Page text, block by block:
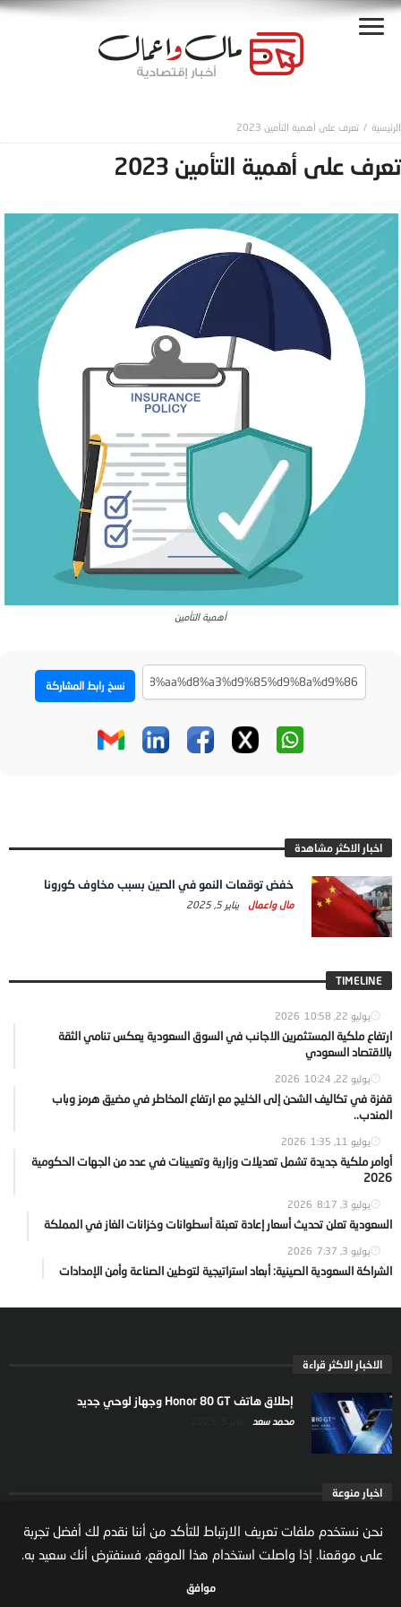
تعرف على أهمية التأمين 2023
تعرف على أهمية التأمين 2023
أهمية التأمين
نسخ رابط المشاركة
اخبار الاكثر مشاهدة
خفض توقعات النمو في الصين بسبب مخاوف كورونا
مال واعمال يناير 5, 2025
TIMELINE
يوليو 22, 2026 10:58
ارتفاع ملكية المستثمرين الاجانب في السوق السعودية يعكس تنامي الثقة
بالاقتصاد السعودي
يوليو 22, 2026 10:24
قفزة في تكاليف الشحن إلى الخليج مع ارتفاع المخاطر في مضيق هرمز وباب
المندب..
يوليو 11, 2026 1:35
أوامر ملكية جديدة تشمل تعديلات وزارية وتعيينات في عدد من الجهات الحكومية
2026
يوليو 3, 2026 8:17
السعودية تعلن تحديث أسعار إعادة تعبئة أسطوانات وخزانات الغاز في المملكة
يوليو 3, 2026 7:37
الشراكة السعودية الصينية: أبعاد استراتيجية لتوطين الصناعة وأمن الإمدادات
الاخبار الاكثر قراءة
إطلاق هاتف Honor 80 GT وجهاز لوحي جديد
محمد سعد
اخبار منوعة
ارتفاع ملكية المستثمرين الاجانب في السوق السعودية
مال واعمال
نحن نستخدم ملفات تعريف الارتباط للتأكد من أننا نقدم لك أفضل تجربة
على موقعنا. إذا واصلت استخدام هذا الموقع، فسنفترض أنك سعيد به.
موافق